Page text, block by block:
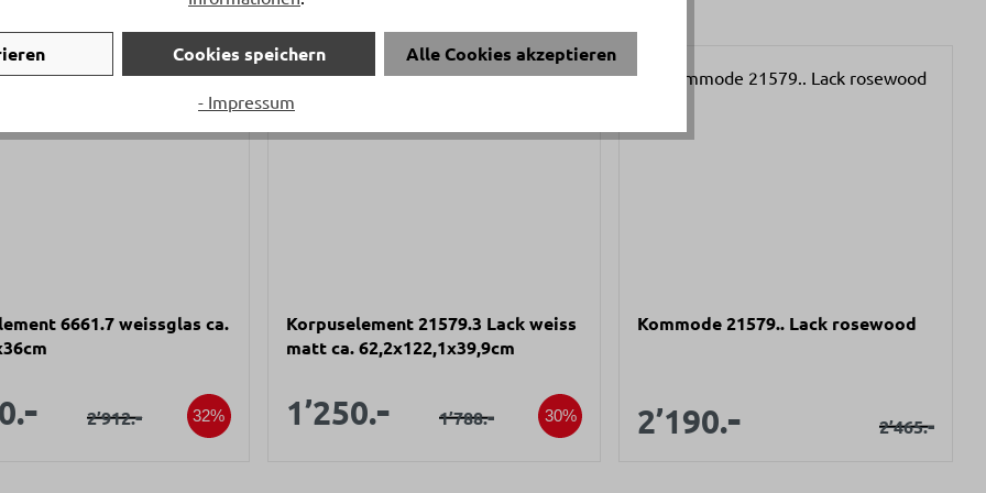
6661.7 weissglas ca.
Verkaufspreis:
- Regulärer Preis:
2’912.- 32%
Korpuselement 21579.3 Lack weiss
matt ca. 62,2x122,1x39,9cm
Verkaufspreis:
Verkaufspreis:
1’250.- Regulärer Preis:
1’788.- 30%
Kommode 21579.. Lack rosewood
Verkaufspreis:
2’190.- Regulärer
2’465.-
Cookies speichern Alle Cookies akzeptieren
- Impressum